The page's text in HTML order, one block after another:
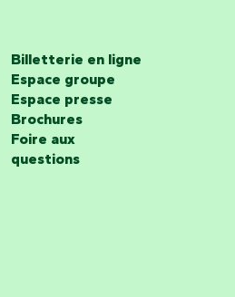
Billetterie en ligne
Espace groupe
Espace presse
Brochures
Foire aux
questions